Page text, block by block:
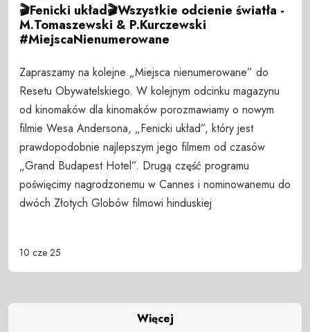
🎬Fenicki układ🎬Wszystkie odcienie światła -
M.Tomaszewski & P.Kurczewski
#MiejscaNienumerowane
Zapraszamy na kolejne „Miejsca nienumerowane” do
Resetu Obywatelskiego. W kolejnym odcinku magazynu
od kinomaków dla kinomaków porozmawiamy o nowym
filmie Wesa Andersona, „Fenicki układ”, który jest
prawdopodobnie najlepszym jego filmem od czasów
„Grand Budapest Hotel”. Drugą część programu
poświęcimy nagrodzonemu w Cannes i nominowanemu do
dwóch Złotych Globów filmowi hinduskiej
10 cze 25
Więcej